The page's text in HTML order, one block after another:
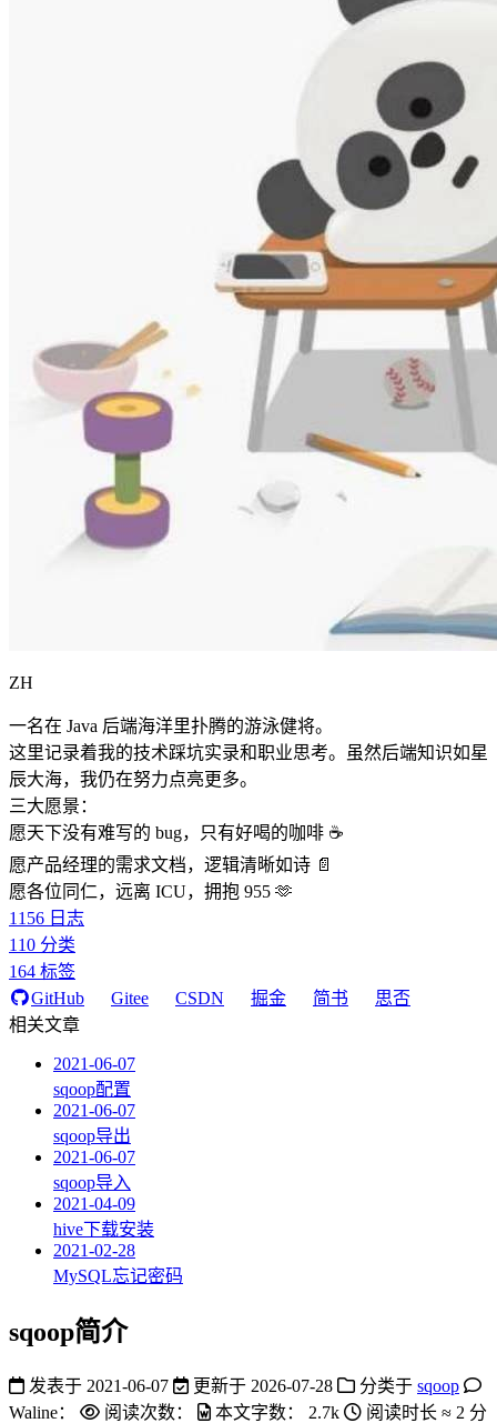
ZH
一名在 Java 后端海洋里扑腾的游泳健将。
这里记录着我的技术踩坑实录和职业思考。虽然后端知识如星
辰大海，我仍在努力点亮更多。
三大愿景：
愿天下没有难写的 bug，只有好喝的咖啡 ☕️
愿产品经理的需求文档，逻辑清晰如诗 📄
愿各位同仁，远离 ICU，拥抱 955 🫶
1156 日志
110 分类
164 标签
GitHub
Gitee CSDN 掘金 简书
思否
相关文章
2021-06-07
sqoop配置
2021-06-07
sqoop导出
2021-06-07
sqoop导入
2021-04-09
hive下载安装
2021-02-28
MySQL忘记密码
sqoop简介
发表于 2021-06-07 更新于 2026-07-28 分类于 sqoop
Waline：
阅读次数： 本文字数： 2.7k 阅读时长 ≈ 2 分